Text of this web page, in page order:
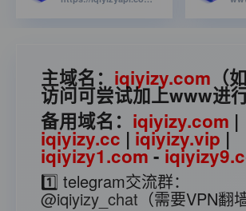
主域名： iqiyizy.com （
访问可尝试加上www进
备用域名： iqiyizy.com |
iqiyizy.cc | iqiyizy.vip |
iqiyizy1.com-
1️⃣ telegram交流群：
@iqiyizy_chat （需要VPN翻墙